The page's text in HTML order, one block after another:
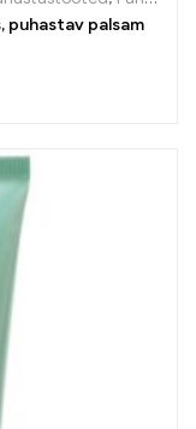
puhastav palsam